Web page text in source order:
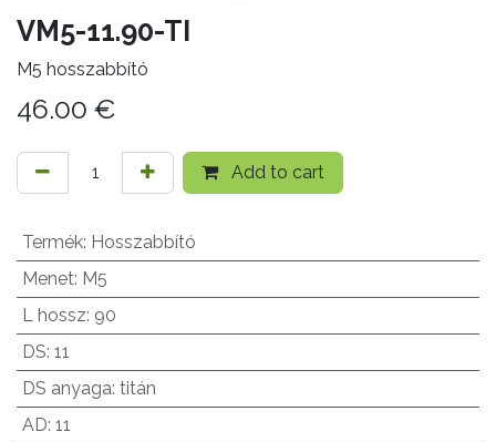
VM5-11.90-TI
M5 hosszabbító
46.00 €
Add to cart
Termék: Hosszabbító
Menet: M5
L hossz: 90
DS: 11
DS anyaga: titán
AD: 11